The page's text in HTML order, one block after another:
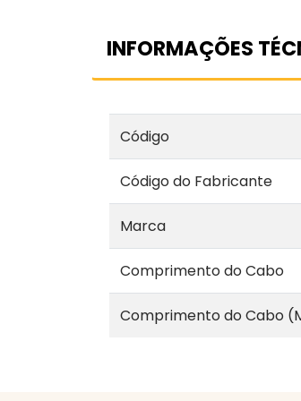
INFORMAÇÕES
Código
Código do Fabricante
Marca
Comprimento do Cabo
Comprimento do Cabo